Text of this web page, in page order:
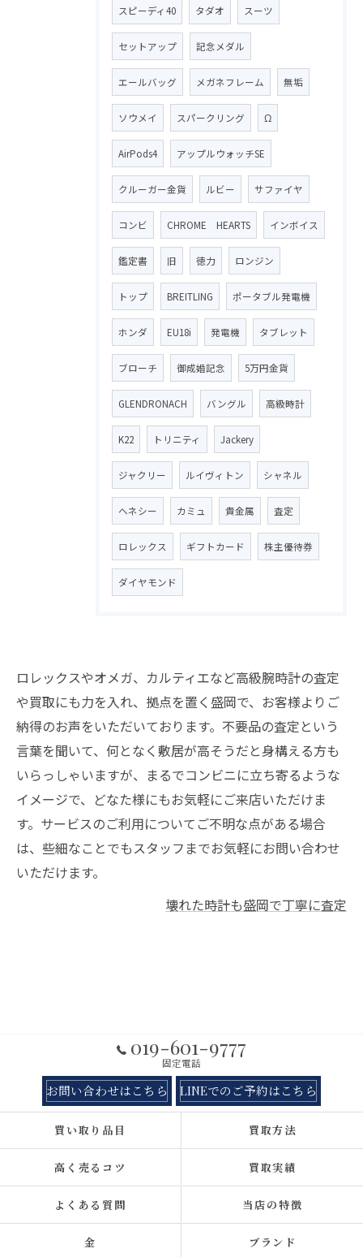
スピーディ40 タダオ スーツ
セットアップ 記念メダル
エールバッグ メガネフレーム 無垢
ソウメイ スパークリング Ω
AirPods4 アップルウォッチSE
クルーガー金貨 ルビー サファイヤ
コンビ CHROME HEARTS インボイス
鑑定書 旧 徳力 ロンジン
トップ BREITLING ポータブル発電機
ホンダ EU18i 発電機 タブレット
ブローチ 御成婚記念 5万円金貨
GLENDRONACH バングル 高級時計
K22 トリニティ Jackery
ジャクリー ルイヴィトン シャネル
ヘネシー カミュ 貴金属 査定
ロレックス ギフトカード 株主優待券
ダイヤモンド
ロレックスやオメガ、カルティエなど高級腕時計の査定
や買取にも力を入れ、拠点を置く盛岡で、お客様よりご
納得のお声をいただいております。不要品の査定という
言葉を聞いて、何となく敷居が高そうだと身構える方も
いらっしゃいますが、まるでコンビニに立ち寄るような
イメージで、どなた様にもお気軽にご来店いただけま
す。サービスのご利用についてご不明な点がある場合
は、些細なことでもスタッフまでお気軽にお問い合わせ
いただけます。
壊れた時計も盛岡で丁寧に査定
019-601-9777
固定電話
お問い合わせはこちら LINEでのご予約はこちら
買い取り品目 買取方法
高く売るコツ 買取実績
よくある質問 当店の特徴
金 ブランド